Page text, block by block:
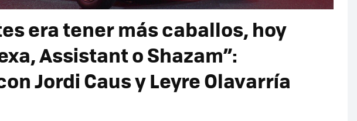
era tener más caballos, hoy
Assistant o Shazam”:
Jordi Caus y Leyre Olavarría